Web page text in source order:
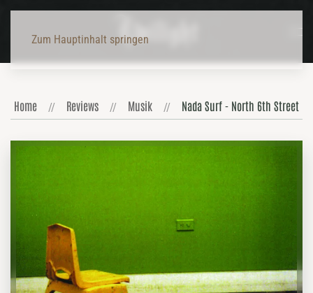
Zum Hauptinhalt springen
Home Reviews Musik Nada Surf - North 6th Street